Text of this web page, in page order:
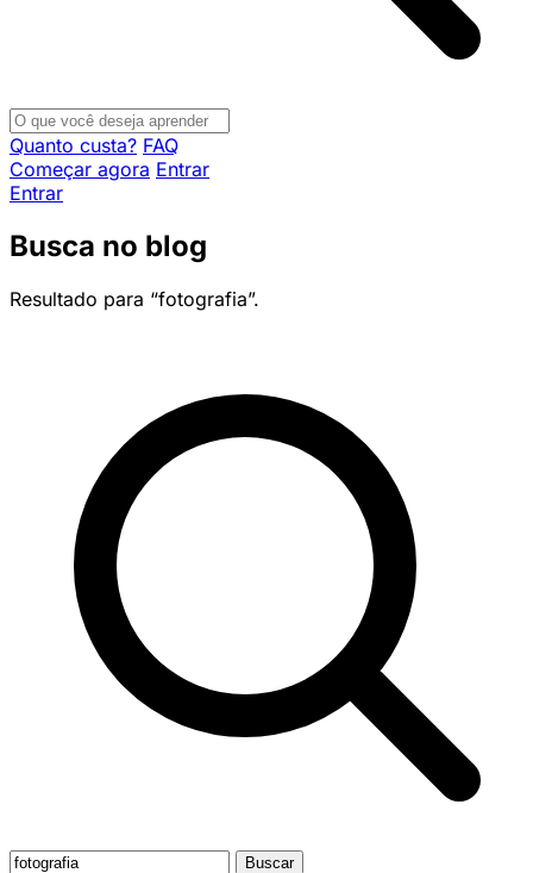
Quanto custa? FAQ
Começar agora Entrar
Entrar
Busca no blog
Resultado para “fotografia”.
Buscar